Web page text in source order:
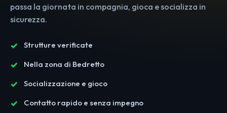
passa la giornata in compagnia, gioca e socializza in
sicurezza.
Strutture verificate
Nella zona di Bedretto
Socializzazione e gioco
Contatto rapido e senza impegno